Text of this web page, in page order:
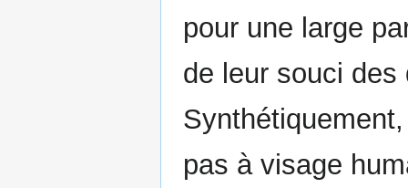
pour une large
de leur souci
pas à visage